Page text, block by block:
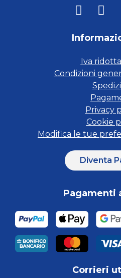
Iva
Condizioni
Privacy
Cookie
Modifica le tue
Diventa
Pagamenti
Corrieri